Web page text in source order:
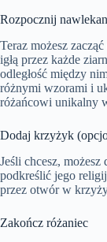
Rozpocznij
Teraz możesz
igłą przez każde
odległość między
różnymi wzorami i
różańcowi unikalny
Dodaj krzyżyk
Jeśli chcesz,
podkreślić jego
przez otwór w
Zakończ różaniec